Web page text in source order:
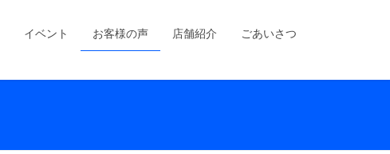
イベント お客様の声 店舗紹介 ごあいさつ